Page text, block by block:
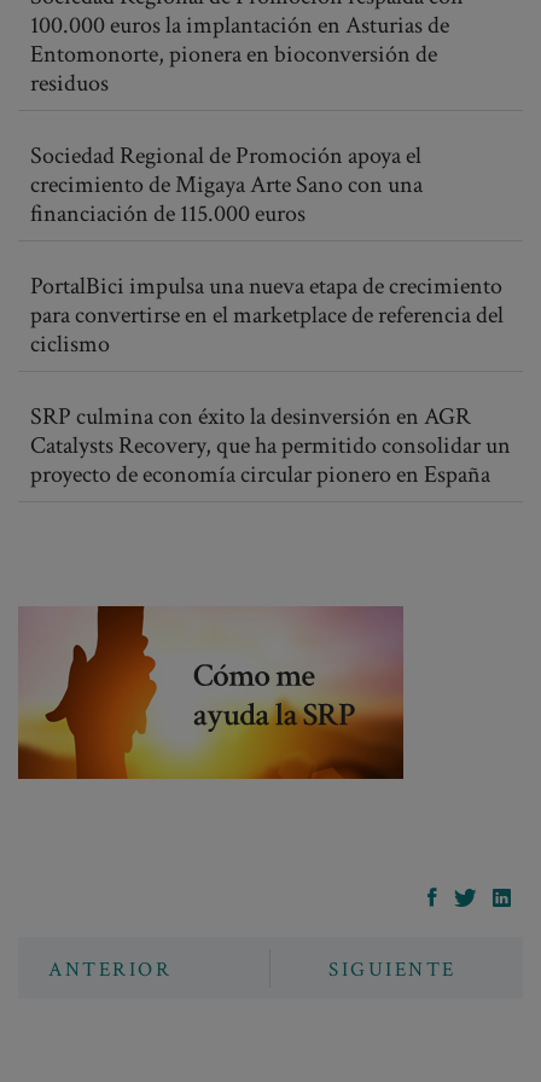
100.000 euros la implantación en Asturias de
Entomonorte, pionera en bioconversión de
residuos
Sociedad Regional de Promoción apoya el
crecimiento de Migaya Arte Sano con una
financiación de 115.000 euros
PortalBici impulsa una nueva etapa de crecimiento
para convertirse en el marketplace de referencia del
ciclismo
SRP culmina con éxito la desinversión en AGR
Catalysts Recovery, que ha permitido consolidar un
proyecto de economía circular pionero en España
ANTERIOR SIGUIENTE